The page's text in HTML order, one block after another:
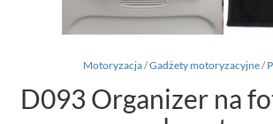
Motoryzacja/Gadżety motoryzacyjne/
D093 Organizer na